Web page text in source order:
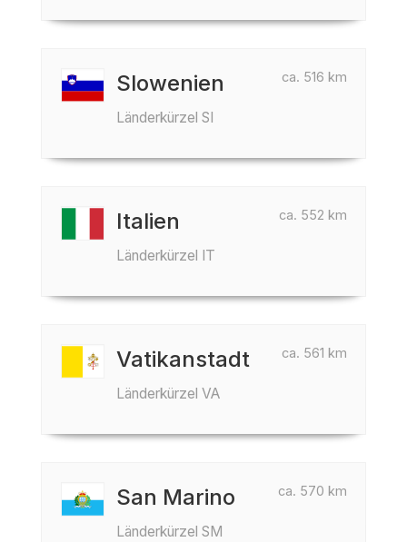
ca. 516 km
Slowenien
Länderkürzel SI
ca. 552 km
Italien
Länderkürzel IT
ca. 561 km
Vatikanstadt
Länderkürzel VA
ca. 570 km
San Marino
Länderkürzel SM